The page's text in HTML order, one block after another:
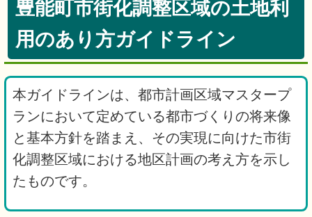
豊能町市街化調整区域の土地利
用のあり方ガイドライン
本ガイドラインは、都市計画区域マスタープ
ランにおいて定めている都市づくりの将来像
と基本方針を踏まえ、その実現に向けた市街
化調整区域における地区計画の考え方を示し
たものです。